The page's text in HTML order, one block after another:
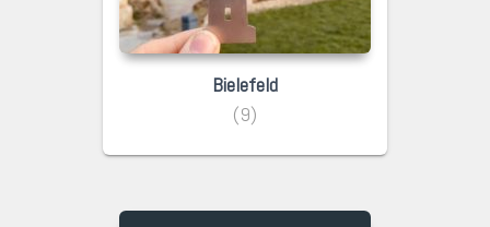
Bielefeld
(9)